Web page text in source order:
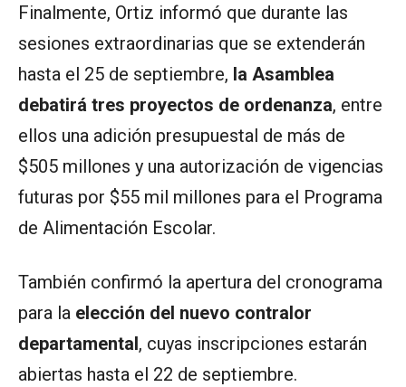
Finalmente, Ortiz informó que durante las
sesiones extraordinarias que se extenderán
hasta el 25 de septiembre, la Asamblea
debatirá tres proyectos de ordenanza, entre
ellos una adición presupuestal de más de
$505 millones y una autorización de vigencias
futuras por $55 mil millones para el Programa
de Alimentación Escolar.
También confirmó la apertura del cronograma
para la elección del nuevo contralor
departamental, cuyas inscripciones estarán
abiertas hasta el 22 de septiembre.